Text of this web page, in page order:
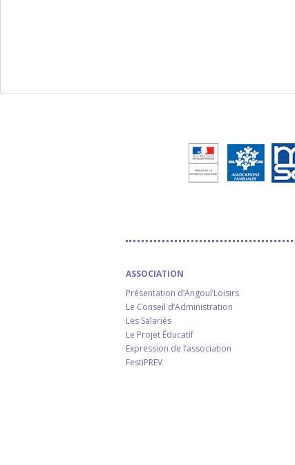
ASSOCIATION
Présentation d’Angoul’Loisirs
Le Conseil d’Administration
Les Salariés
Le Projet Éducatif
Expression de l’association
FestiPREV